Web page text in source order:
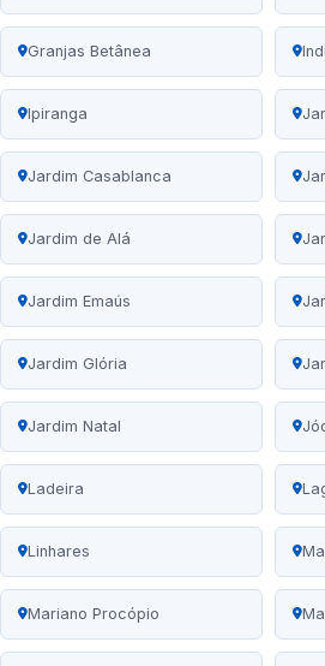
Granjas Betânea
Ipiranga
Jardim Casablanca
Jardim de Alá
Jardim Emaús
Jardim Glória
Jardim Natal
Ladeira
Linhares
Mariano Procópio